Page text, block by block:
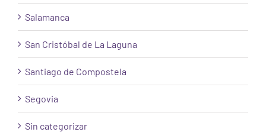
Salamanca
San Cristóbal de La Laguna
Santiago de Compostela
Segovia
Sin categorizar